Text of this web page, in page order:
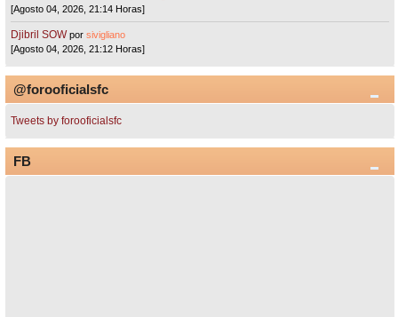
[Agosto 04, 2026, 21:14 Horas]
Djibril SOW porsivigliano
[Agosto 04, 2026, 21:12 Horas]
@forooficialsfc
Tweets by forooficialsfc
FB